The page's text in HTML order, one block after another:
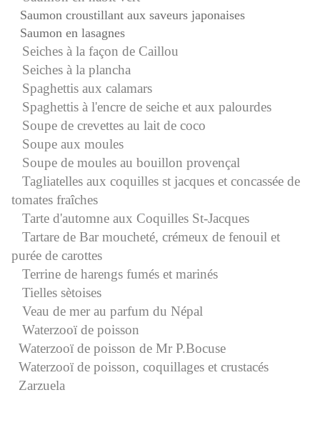
Saumon croustillant aux saveurs japonaises
Saumon en lasagnes
Seiches à la façon de Caillou
Seiches à la plancha
Spaghettis aux calamars
Spaghettis à l'encre de seiche et aux palourdes
Soupe de crevettes au lait de coco
Soupe aux moules
Soupe de moules au bouillon provençal
Tagliatelles aux coquilles st jacques et concassée de
tomates fraîches
Tarte d'automne aux Coquilles St-Jacques
Tartare de Bar moucheté, crémeux de fenouil et
purée de carottes
Terrine de harengs fumés et marinés
Tielles sètoises
Veau de mer au parfum du Népal
Waterzooï de poisson
Waterzooï de poisson de Mr P.Bocuse
Waterzooï de poisson, coquillages et crustacés
Zarzuela